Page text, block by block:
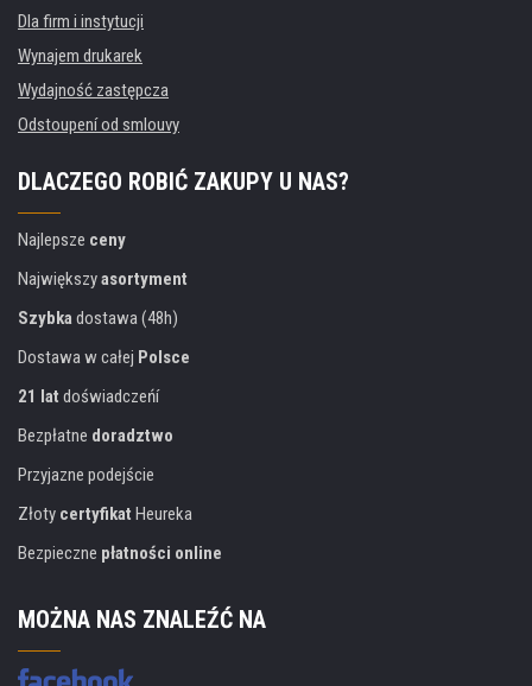
Dla firm i instytucji
Wynajem drukarek
Wydajność zastępcza
Odstoupení od smlouvy
DLACZEGO ROBIĆ ZAKUPY U NAS?
Najlepsze ceny
Największyasortyment
Szybkadostawa (48h)
Dostawa w całej Polsce
21 lat doświadczeńí
Bezpłatne doradztwo
Przyjazne podejście
Złoty certyfikat Heureka
Bezpieczne płatności online
MOŻNA NAS ZNALEŹĆ NA